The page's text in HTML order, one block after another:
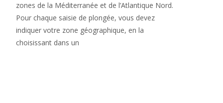
zones de la Méditerranée et de l’Atlantique Nord.
Pour chaque saisie de plongée, vous devez
indiquer votre zone géographique, en la
choisissant dans un